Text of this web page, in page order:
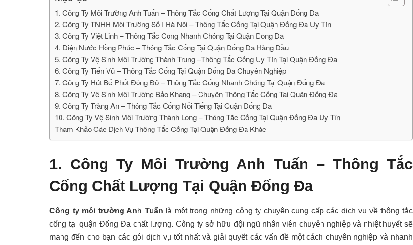
1. Công Ty Môi Trường Anh Tuấn – Thông Tắc Cống Chất Lượng Tại Quận Đống Đa
2. Công Ty TNHH Môi Trường Số I Hà Nội – Thông Tắc Cống Tại Quận Đống Đa Uy Tín
3. Công Ty Việt Linh – Thông Tắc Cống Nhanh Chóng Tại Quận Đống Đa
4. Điện Nước Hồng Phúc – Thông Tắc Cống Tại Quận Đống Đa Hàng Đầu
5. Công Ty Vệ Sinh Môi Trường Thành Trung –Thông Tắc Cống Uy Tín Tại Quận Đống Đa
6. Công Ty Tiến Vũ – Thông Tắc Cống Tại Quận Đống Đa Chuyên Nghiệp
7. Công Ty Hút Bể Phốt Đông Đô – Thông Tắc Cống Nhanh Chóng Tại Quận Đống Đa
8. Công Ty Vệ Sinh Môi Trường Bảo Khang – Chuyên Thông Tắc Cống Tại Quận Đống Đa
9. Công Ty Tràng An – Thông Tắc Cống Nổi Tiếng Tại Quận Đống Đa
10. Công Ty Vệ Sinh Môi Trường Thành Long – Thông Tắc Cống Tại Quận Đống Đa Uy Tín
Tham Khảo Các Dịch Vụ Thông Tắc Cống Tại Quận Đống Đa Khác
1. Công Ty Môi Trường Anh Tuấn –Thông Tắc
Cống Chất Lượng Tại Quận Đống Đa
Công ty môi trường Anh Tuấn là một trong những công ty chuyên cung cấp các dịch vụ về thông tắc
cống tại quận Đống Đa chất lượng. Công ty sở hữu đội ngũ nhân viên chuyên nghiệp và nhiệt huyết sẽ
mang đến cho bạn các gói dịch vụ tốt nhất và giải quyết các vấn đề một cách chuyên nghiệp và nhanh